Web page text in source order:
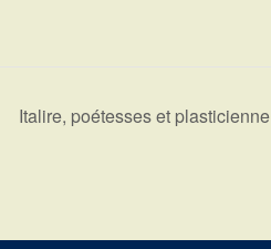
Italire, poétesses et plasticienne